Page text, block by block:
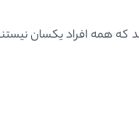
که همه افراد یکسان